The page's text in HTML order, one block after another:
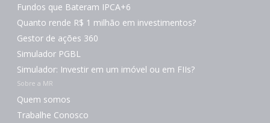
Fundos que Bateram IPCA+6
Quanto rende R$ 1 milhão em investimentos?
Gestor de ações 360
Simulador PGBL
Simulador: Investir em um imóvel ou em FIIs?
Sobre a MR
Quem somos
Trabalhe Conosco